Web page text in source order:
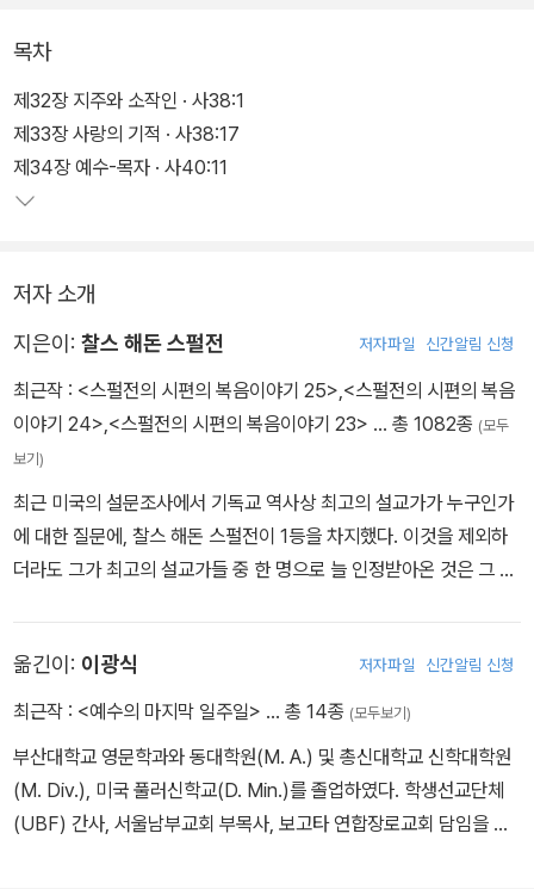
찰스 스펄전은 지금도 미국 기독교 출판계에서 가장 많이 출판되는
저자이다. D. L. 무디는, 자기의 불길은 성경과 스펄전으로부터 발생
한 것이라고 솔직하게 고백하였다. 그의 책은 200여권이 넘으나 하
나하나 주옥같으며, 그가 죽은 지 백 년이 넘었지만 그의 설교는 오늘
날에도 많은 설교자들과 신앙인들의 가슴을 뜨겁게 하고 있다.
들이 다 그에게서 영감을 얻었고, 설교의 방법론을 배웠다. 모든 것을
팔아 스펄전의 설교집을 사라! 당신은 다른 어느 것에서도 얻을 수 없
목차
제32장 지주와 소작인 · 사38:1
제33장 사랑의 기적 · 사38:17
제34장 예수-목자 · 사40:11
저자 소개
지은이: 찰스 해돈 스펄전 저자파일 신간알림 신청
최근작 : <스펄전의 시편의 복음이야기 25> <스펄전의 시편의 복음
이야기 24> <스펄전의 시편의 복음이야기 23> … 총 1082종 (모두
보기)
최근 미국의 설문조사에서 기독교 역사상 최고의 설교가가 누구인가
에 대한 질문에, 찰스 해돈 스펄전이 1등을 차지했다. 이것을 제외하
더라도 그가 최고의 설교가들 중 한 명으로 늘 인정받아온 것은 그 누
교의 황태자”(The Prince of Preachers)로 불린다. 19세에 런던
뉴파크스트리트 채플의 담임목사가 되었으며, 그의 영향력 있는 설교
리탄 태버너클을 건립하고 그곳에서 사역을 이어갔다. 그의 설교는
철저한 성경 중심의 개혁주의 신학을 바탕으로 했으며, 명확하고 열
정적인 전달 방식으로 수많은 사람들에게 감동을 주었다. 생애 동안
옮긴이: 이광식 저자파일 신간알림 신청
최근작 : <예수의 마지막 일주일> … 총 14종 (모두보기)
부산대학교 영문학과와 동대학원(M. A.) 및 총신대학교 신학대학원
(M. Div.), 미국 풀러신학교(D. Min.)를 졸업하였다. 학생선교단체
(UBF) 간사, 서울남부교회 부목사, 보고타 연합장로교회 담임을 역